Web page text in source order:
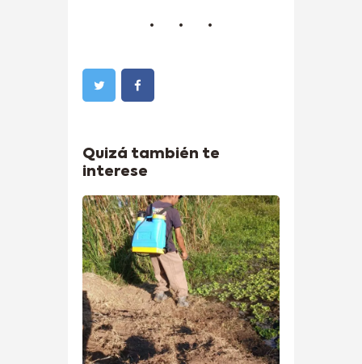
Quizá también te
interese